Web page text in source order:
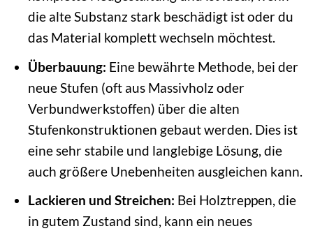
die alte Substanz stark beschädigt ist oder du
das Material komplett wechseln möchtest.
Überbauung: Eine bewährte Methode, bei der
neue Stufen (oft aus Massivholz oder
Verbundwerkstoffen) über die alten
Stufenkonstruktionen gebaut werden. Dies ist
eine sehr stabile und langlebige Lösung, die
auch größere Unebenheiten ausgleichen kann.
Lackieren und Streichen: Bei Holztreppen, die
in gutem Zustand sind, kann ein neues